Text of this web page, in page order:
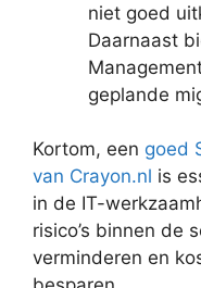
niet goed
Daarnaast
geplande
Kortom, een goed
van Crayon.nl is
in de IT-
risico’s binnen de
verminderen en